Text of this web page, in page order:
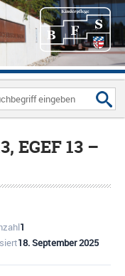
EGEF 13 –
1
18. September 2025